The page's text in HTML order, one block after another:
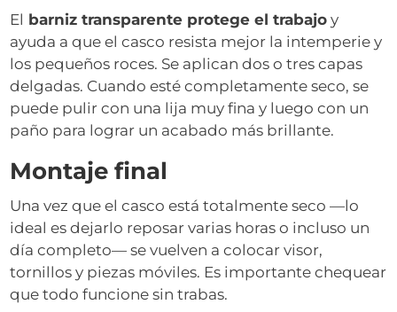
El barniz transparente protege el trabajo y
ayuda a que el casco resista mejor la intemperie y
los pequeños roces. Se aplican dos o tres capas
delgadas. Cuando esté completamente seco, se
puede pulir con una lija muy fina y luego con un
paño para lograr un acabado más brillante.
Montaje final
Una vez que el casco está totalmente seco —lo
ideal es dejarlo reposar varias horas o incluso un
día completo— se vuelven a colocar visor,
tornillos y piezas móviles. Es importante chequear
que todo funcione sin trabas.